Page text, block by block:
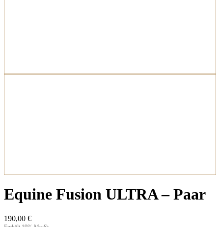
Equine Fusion ULTRA – Paar
190,00 €